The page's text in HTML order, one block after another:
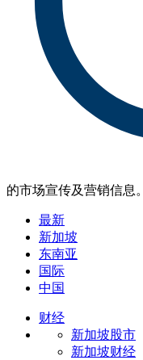
的市场宣传及营销信息。
最新
新加坡
东南亚
国际
中国
财经
新加坡股市
新加坡财经